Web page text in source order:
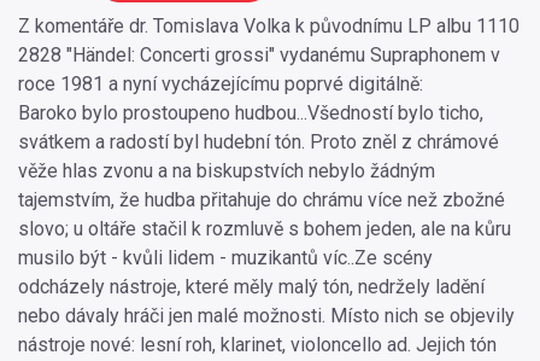
Z komentáře dr. Tomislava Volka k původnímu LP albu 1110
2828 "Händel: Concerti grossi" vydanému Supraphonem v
roce 1981 a nyní vycházejícímu poprvé digitálně:
Baroko bylo prostoupeno hudbou...Všedností bylo ticho,
svátkem a radostí byl hudební tón. Proto zněl z chrámové
věže hlas zvonu a na biskupstvích nebylo žádným
tajemstvím, že hudba přitahuje do chrámu více než zbožné
slovo; u oltáře stačil k rozmluvě s bohem jeden, ale na kůru
musilo být - kvůli lidem - muzikantů víc..Ze scény
odcházely nástroje, které měly malý tón, nedržely ladění
nebo dávaly hráči jen malé možnosti. Místo nich se objevily
nástroje nové: lesní roh, klarinet, violoncello ad. Jejich tón